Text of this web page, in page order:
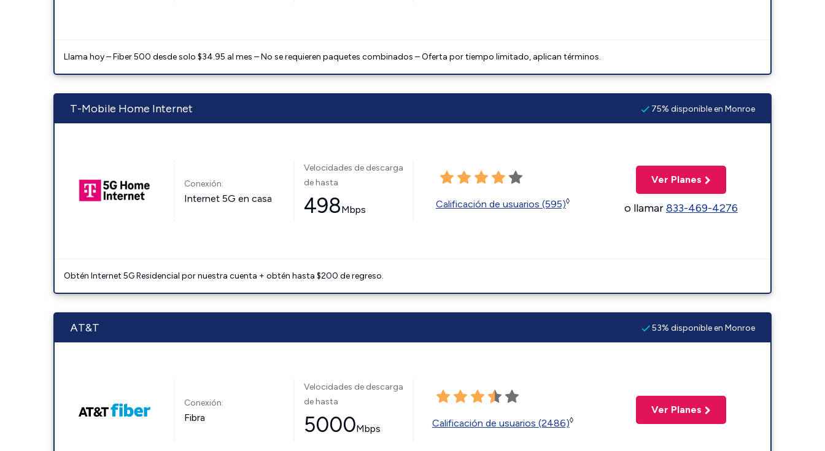
Llama hoy – Fiber 500 desde solo $34.95 al mes – No se requieren paquetes combinados – Oferta por tiempo limitado, aplican términos.
T-Mobile Home Internet 75% disponible en Monroe
Conexión:
Internet 5G en casa
Velocidades de descarga
de hasta
498Mbps Calificación de usuarios (595)◊
Ver Planes
o llamar833-469-4276
Obtén Internet 5G Residencial por nuestra cuenta + obtén hasta $200 de regreso.
AT&T 53% disponible en Monroe
Conexión:
Fibra
Velocidades de descarga
de hasta
5000Mbps Calificación de usuarios (2486)◊
Ver Planes